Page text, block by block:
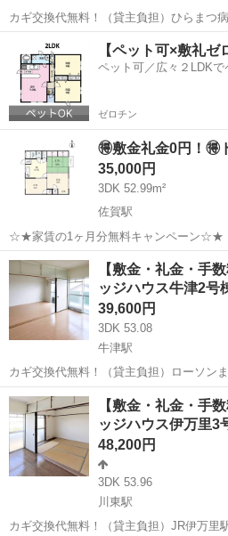
カギ交換代無料！（貸主負担）ひらまつ
中学校まで徒歩5分～6分と住みやすい環
万円引越サポートあり！敷金・礼金・
約内容や審査の結果、敷金をお預...
小城駅 アパート
【ペット可×敷礼
ペット可／広々２LDK
ゼロチン
🉐敷金礼金0円！🉐
35,000円
3DK 52.99m²
佐賀駅
☆★家賃の1ヶ月分無料キャンペーン☆★
佐賀 佐賀市 佐賀駅 アパート
【敷金・礼金・手
ッジハウス牛津2号
39,600円
3DK 53.08
牛津駅
カギ交換代無料！（貸主負担）ローソン
園まで1.5km～1.6kmと住みやすい環境
大3万円引越サポートあり！敷金・礼金
※契約内容や審査の...
佐賀 小城市 牛津駅 アパート
【敷金・礼金・手
ッジハウス伊万里3
48,200円
3DK 53.96
川東駅
カギ交換代無料！（貸主負担）JR伊万里